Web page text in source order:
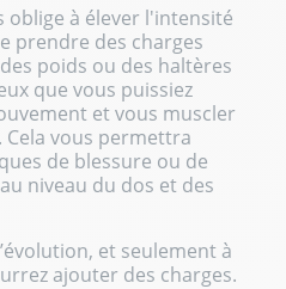
oblige à élever l'intensité
prendre des charges
poids ou des haltères
que vous puissiez
et vous muscler
. Cela vous permettra
de blessure ou de
niveau du dos et des
et seulement à
ajouter des charges.